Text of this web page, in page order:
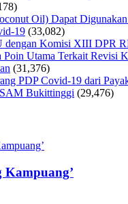
Oil) Dapat Digunakan
19 (33,082)
dengan Komisi XIII DPR
Poin Utama Terkait Revisi
(31,376)
PDP Covid-19 dari
Bukittinggi (29,476)
Kampuang’